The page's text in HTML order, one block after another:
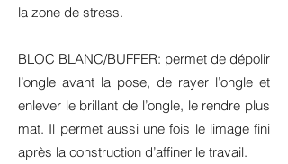
la zone de stress.
BLOC BLANC/BUFFER: permet de dépolir
l’ongle avant la pose, de rayer l’ongle et
enlever le brillant de l’ongle, le rendre plus
mat. Il permet aussi une fois le limage fini
après la construction d’affiner le travail.